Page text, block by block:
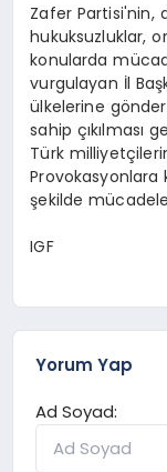
Zafer Partisi'nin,
hukuksuzluklar,
konularda
vurgulayan İl
ülkelerine
sahip çıkılması
Türk
Provokasyonlara
şekilde
IGF
Yorum Yap
Ad Soyad: